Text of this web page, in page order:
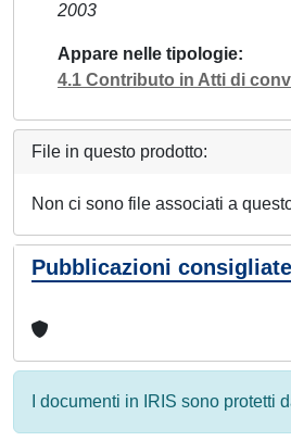
2003
Appare nelle tipologie
4.1 Contributo in Atti di
File in questo prodotto:
Non ci sono file associati a
Pubblicazioni consigliate
I documenti in IRIS sono